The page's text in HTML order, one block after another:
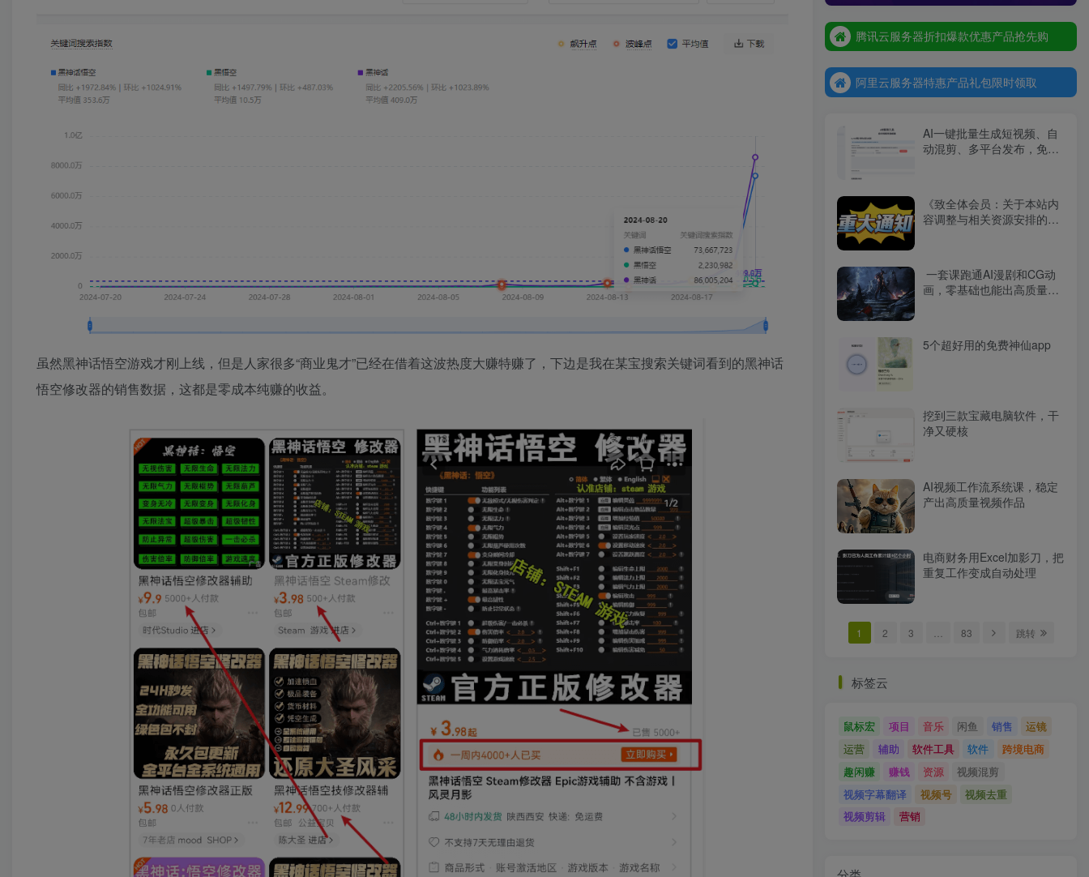
虽然黑神话悟空游戏才刚上线，但是人家很多“商业鬼才”已经在借着这波热度大赚特赚了，下边是我在某宝搜索关键词看到的黑神话
悟空修改器的销售数据，这都是零成本纯赚的收益。
腾讯云服务器折扣爆款优惠产品抢先购
腾讯云服务器折扣爆款优惠产品抢先购
阿里云服务器特惠产品礼包限时领取
阿里云服务器特惠产品礼包限时领取
阿里云服务器特惠产品礼包限时领取
AI一键批量生成短视频、自
动混剪、多平台发布，免费
《致全体会员：关于本站内
容调整与相关资源安排的说
一套课跑通AI漫剧和CG动
画，零基础也能出高质量作
5个超好用的免费神仙app
挖到三款宝藏电脑软件，干
净又硬核
AI视频工作流系统课，稳定
产出高质量视频作品
电商财务用Excel加影刀，把
重复工作变成自动处理
1 2 3 83 跳转
标签云
鼠标宏 项目 音乐 闲鱼 销售
运镜
运营
辅助 软件工具 软件
跨境电商
趣闲赚
赚钱 资源
视频混剪
视频字幕翻译
视频号
视频去重
视频剪辑
营销